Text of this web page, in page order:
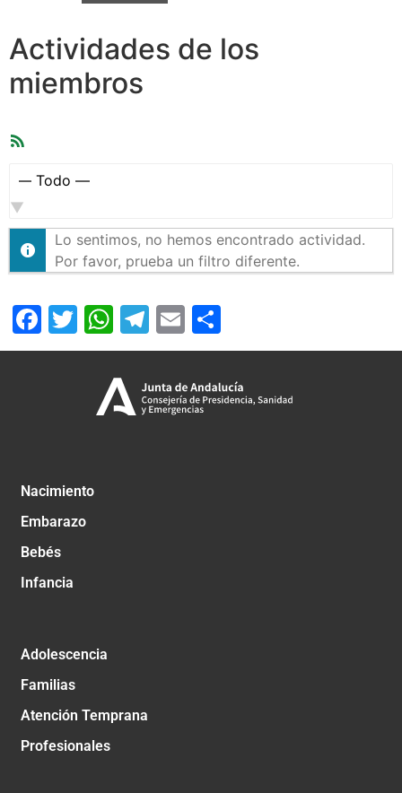
Actividades de los
miembros
Mostrar:
Lo sentimos, no hemos encontrado actividad.
Por favor, prueba un filtro diferente.
Facebook
Twitter
WhatsApp
Telegram
Email
Nacimiento
Embarazo
Bebés
Infancia
Adolescencia
Familias
Atención Temprana
Profesionales